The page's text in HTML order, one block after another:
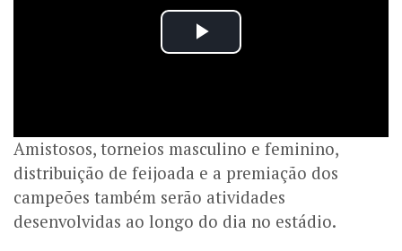
Amistosos, torneios masculino e feminino,
distribuição de feijoada e a premiação dos
campeões também serão atividades
desenvolvidas ao longo do dia no estádio.